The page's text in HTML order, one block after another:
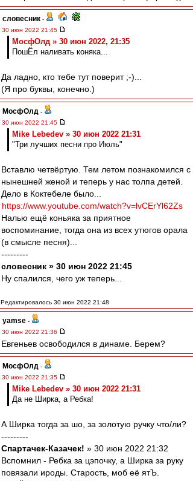
словесник -
30 июн 2022 21:45
МосфОлд » 30 июн 2022, 21:35
ПошЁл наливать коняка...
Да ладно, кто тебе тут поверит ;-)...
(Я про буквы, конечно.)
МосфОлд -
30 июн 2022 21:45
Mike Lebedev » 30 июн 2022 21:31
"Три лучших песни про Июль"
Вставлю четвёртую. Тем летом познакомился с
нынешней женой и теперь у нас толпа детей.
Дело в Коктебеле было...
https://www.youtube.com/watch?v=lvCErYl62Zs
Налью ещё коньяка за приятное
воспоминание, тогда она из всех утюгов орала
(в смысле песня)...
---------
словесник » 30 июн 2022 21:45
Ну спалился, чего уж теперь...
Редактировалось 30 июн 2022 21:48
yamse -
30 июн 2022 21:36
Евгеньев освободился в динаме. Берем?
МосфОлд -
30 июн 2022 21:35
Mike Lebedev » 30 июн 2022 21:31
Да не Ширка, а Ребка!
А Ширка тогда за шо, за золотую ручку что/ли?
---------
Спартачек-Казачек! » 30 июн 2022 21:32
Вспомнил - Ребка за цэпочку, а Ширка за руку
повязали ироды. Старость, моб её ятЪ.